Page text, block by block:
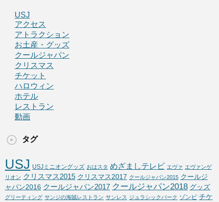
USJ
アクセス
アトラクション
お土産・グッズ
クールジャパン
クリスマス
チケット
ハロウィン
ホテル
レストラン
動画
タグ
USJ USJミニオングッズ おはスタ めざましテレビ エヴァ エヴァンゲ
リオン クリスマス2015 クリスマス2017 クールジャパン2015 クールジ
ャパン2016 クールジャパン2017 クールジャパン2018 グッズ
グリーティング サンジの海賊レストラン サンレス ジュラシックパーク ゾンビ チケ